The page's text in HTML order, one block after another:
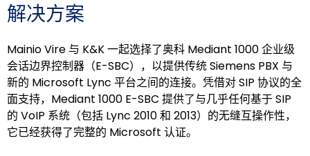
解决方案
Mainio Vire 与 K&K 一起选择了奥科 Mediant 1000 企业级
会话边界控制器（E-SBC），以提供传统 Siemens PBX 与
新的 Microsoft Lync 平台之间的连接。凭借对 SIP 协议的全
面支持，Mediant 1000 E-SBC 提供了与几乎任何基于 SIP
的 VoIP 系统（包括 Lync 2010 和 2013）的无缝互操作性，
它已经获得了完整的 Microsoft 认证。